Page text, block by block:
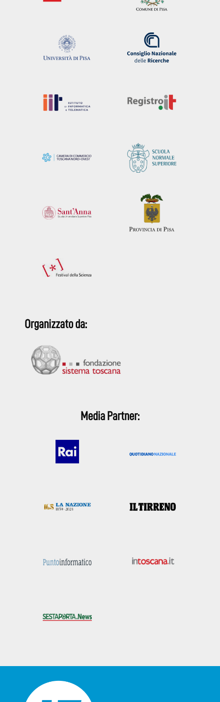
Organizzato da:
Media Partner: